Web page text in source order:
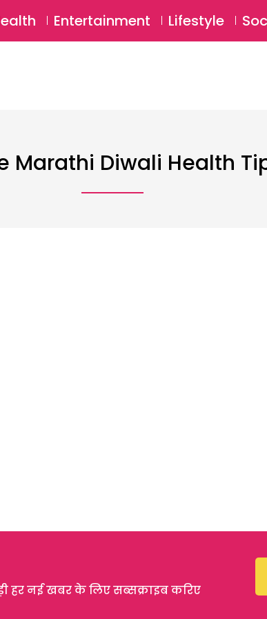
Entertainment Lifestyle
Marathi Diwali Health
नई खबर के लिए सब्सक्राइब करिए